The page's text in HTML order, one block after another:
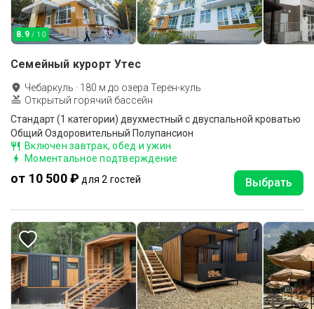
8.9 / 10
Семейный курорт Утес
Чебаркуль · 180 м до озера Терен-куль
Открытый горячий бассейн
Стандарт (1 категории) двухместный с двуспальной кроватью
Общий Оздоровительный Полупансион
Включен завтрак, обед и ужин
Моментальное подтверждение
от 10 500 ₽ для 2 гостей Выбрать